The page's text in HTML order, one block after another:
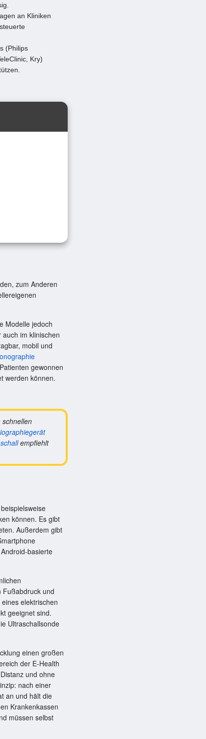
an Kliniken
(Philips
Kry)
zum Anderen
Modelle jedoch
im klinischen
mobil und
gewonnen
werden können.
schnellen
empfiehlt
können. Es gibt
Außerdem gibt
basierte
Fußabdruck und
elektrischen
geeignet sind.
Ultraschallsonde
einen großen
der E-Health
und ohne
nach einer
an und hält die
Krankenkassen
müssen selbst